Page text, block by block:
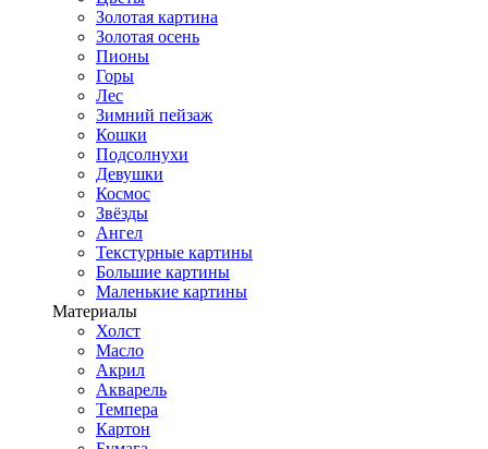
Золотая картина
Золотая осень
Пионы
Горы
Лес
Зимний пейзаж
Кошки
Подсолнухи
Девушки
Космос
Звёзды
Ангел
Текстурные картины
Большие картины
Маленькие картины
Материалы
Холст
Масло
Акрил
Акварель
Темпера
Картон